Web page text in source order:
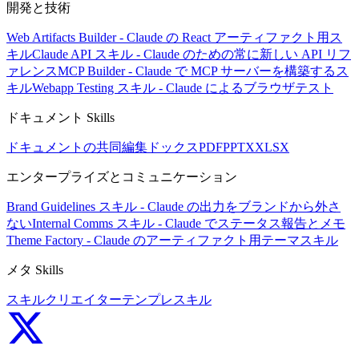
開発と技術
Web Artifacts Builder - Claude の React アーティファクト用ス
キルClaude API スキル - Claude のための常に新しい API リフ
ァレンスMCP Builder - Claude で MCP サーバーを構築するス
キルWebapp Testing スキル - Claude によるブラウザテスト
ドキュメント Skills
ドキュメントの共同編集 ドックスPDFPPTXXLSX
エンタープライズとコミュニケーション
Brand Guidelines スキル - Claude の出力をブランドから外さ
ないInternal Comms スキル - Claude でステータス報告とメモ
Theme Factory - Claude のアーティファクト用テーマスキル
メタ Skills
スキルクリエイターテンプレスキル